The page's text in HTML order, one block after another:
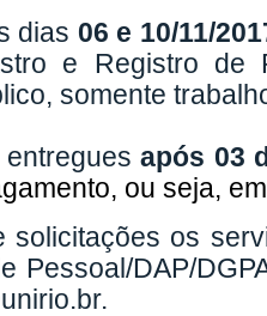
dias 06 e 10/11/
e Registro de
somente
entreguesapós 03
ou seja,
solicitações os
Pessoal/DAP/